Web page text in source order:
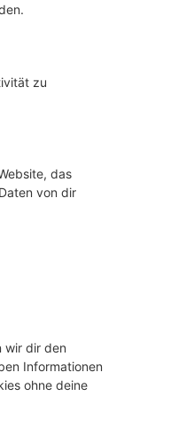
zu
das
von dir
wir dir den
Informationen
ohne deine